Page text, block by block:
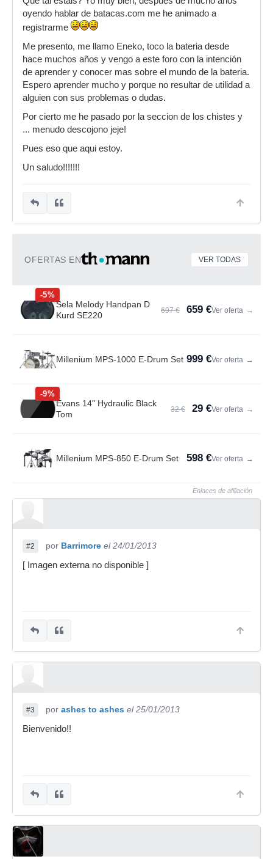
oyendo hablar de batacas.com me he animado a
registrarme
Me presento, me llamo Eneko, toco la bateria desde
hace muchos años y vengo a este foro con la intención
de aprender y conocer mas sobre el mundo de la bateria.
Espero aprender mucho y porque no resultar de utilidad a
alguien con sus problemas o dudas.
Por cierto me he pasado por la seccion de los chistes y
... menudo descojono jeje!
Pues eso que aqui estoy.
Un saludo!!!!!!!
OFERTAS EN VER TODAS
-5%
Sela Melody Handpan D
Kurd SE220
697 € 659 €Ver oferta →
Millenium MPS-1000 E-Drum Set 999 €Ver oferta →
-9%
Evans 14" Hydraulic Black
Tom
32 € 29 €Ver oferta →
Millenium MPS-850 E-Drum Set 598 €Ver oferta →
Enlaces de afiliación
#2 por Barrimore el 24/01/2013
[ Imagen externa no disponible ]
#3 por ashes to ashes el 25/01/2013
Bienvenido!!